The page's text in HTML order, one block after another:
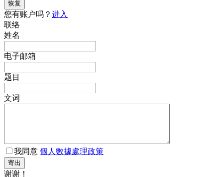
恢复
您有账户吗？ 进入
联络
姓名
电子邮箱
题目
文词
我同意 個人數據處理政策
寄出
谢谢！